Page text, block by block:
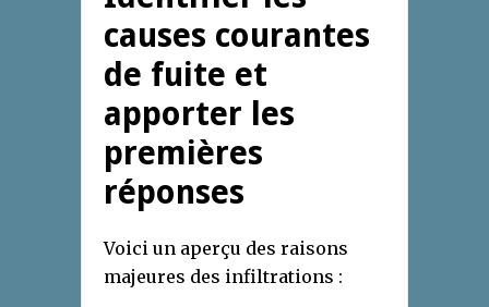
causes courantes
de fuite et
apporter les
premières
réponses
Voici un aperçu des raisons
majeures des infiltrations :